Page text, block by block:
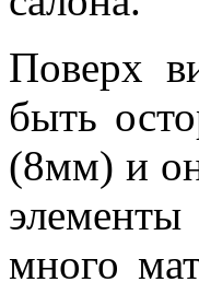
Поверх
быть
(8мм) и
много